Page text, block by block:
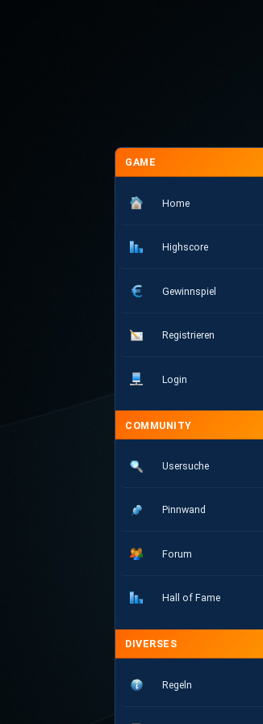
GAME
Home
Highscore
Gewinnspiel
Registrieren
Login
COMMUNITY
Usersuche
Pinnwand
Forum
Hall of Fame
DIVERSES
Regeln